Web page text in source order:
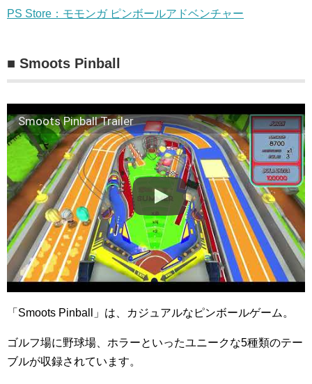
PS Store：モモンガ ピンボールアドベンチャー
■ Smoots Pinball
Smoots Pinball Trailer
「Smoots Pinball」は、カジュアルなピンボールゲーム。
ゴルフ場に野球場、ホラーといったユニークな5種類のテー
ブルが収録されています。